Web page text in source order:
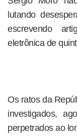
lutando
escrevendo
eletrônica de
Os ratos da
investigados,
perpetrados ao